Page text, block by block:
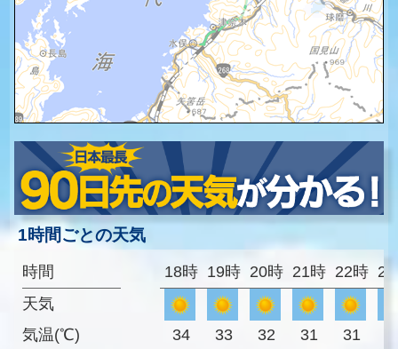
1時間ごとの天気
時間
天気
気温(℃)
18時 19時 20時 21時 22時
34 33 32 31 31